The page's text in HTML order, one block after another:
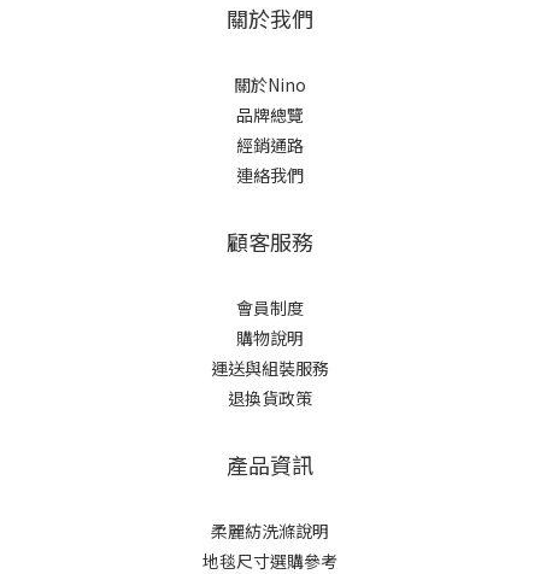
關於我們
關於Nino
品牌總覽
經銷通路
連絡我們
顧客服務
會員制度
購物說明
運送與組裝服務
退換貨政策
產品資訊
柔麗紡洗滌說明
地毯尺寸選購參考